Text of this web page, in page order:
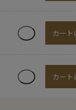
カー
カー